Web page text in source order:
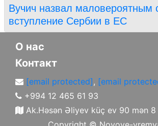
Вучич назвал маловероятным
вступление Сербии в ЕС
О нас
Контакт
[email protected], [email
+994 12 465 61 93
Ak.Həsən Əliyev küç ev 90 mən 8